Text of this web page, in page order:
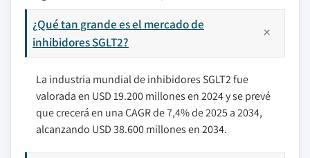
¿Qué tan grande es el mercado de
inhibidores SGLT2?
La industria mundial de inhibidores SGLT2 fue
valorada en USD 19.200 millones en 2024 y se prevé
que crecerá en una CAGR de 7,4% de 2025 a 2034,
alcanzando USD 38.600 millones en 2034.